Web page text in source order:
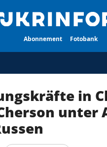
Abonnement Fotobank
in
unter